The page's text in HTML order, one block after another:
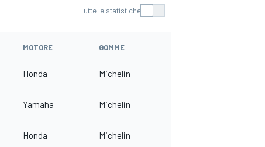
Tutte le statistiche
MOTORE GOMME
Honda Michelin
Yamaha Michelin
Honda Michelin